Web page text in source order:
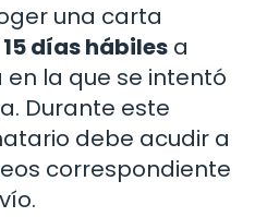
una carta
15 días hábiles a
la que se intentó
Durante este
debe acudir a
correspondiente